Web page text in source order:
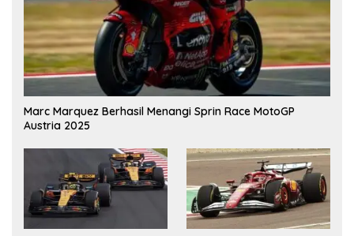
Marc Marquez Berhasil Menangi Sprin Race MotoGP
Austria 2025